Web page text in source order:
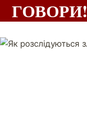
ГОВОРИ!